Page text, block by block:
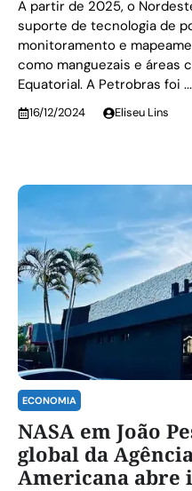
A partir de 2025, o
suporte de tecnologia de
monitoramento e
como manguezais e áreas
Equatorial. A Petrobras foi ...
16/12/2024 Eliseu Lins
ECONOMIA
NASA em João
global da
Americana abre